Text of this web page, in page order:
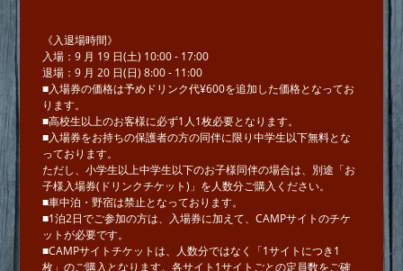
《⼊退場時間》
⼊場：9 ⽉ 19 ⽇(⼟) 10:00 - 17:00
退場：9 ⽉ 20 ⽇(⽇) 8:00 - 11:00
■⼊場券の価格は予めドリンク代¥600を追加した価格となってお
ります。
■⾼校⽣以上のお客様に必ず1⼈1枚必要となります。
■⼊場券をお持ちの保護者の⽅の同伴に限り中学⽣以下無料とな
っております。
ただし、⼩学⽣以上中学⽣以下のお⼦様同伴の場合は、別途「お
⼦様⼊場券(ドリンクチケット)」を⼈数分ご購⼊ください。
■⾞中泊・野宿は禁⽌となっております。
■1泊2日でご参加の方は、入場券に加えて、CAMPサイトのチケ
ットが必要です。
■CAMPサイトチケットは、人数分ではなく「1サイトにつき1
枚」のご購入となります。各サイト1サイトごとの定員数をご確